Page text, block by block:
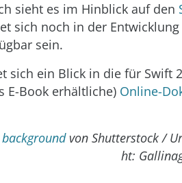
sieht es im Hinblick auf den
sich noch in der
sein.
sich ein Blick in die für Swift
E-Book erhältliche) Online-
von Shutterstock /
ht: